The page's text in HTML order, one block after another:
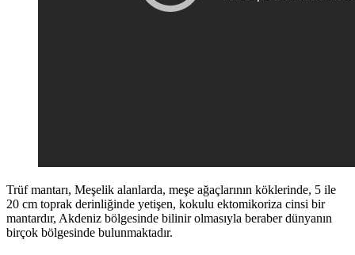
Trüf mantarı, Meşelik alanlarda, meşe ağaçlarının köklerinde, 5 ile
20 cm toprak derinliğinde yetişen, kokulu ektomikoriza cinsi bir
mantardır, Akdeniz bölgesinde bilinir olmasıyla beraber dünyanın
birçok bölgesinde bulunmaktadır.